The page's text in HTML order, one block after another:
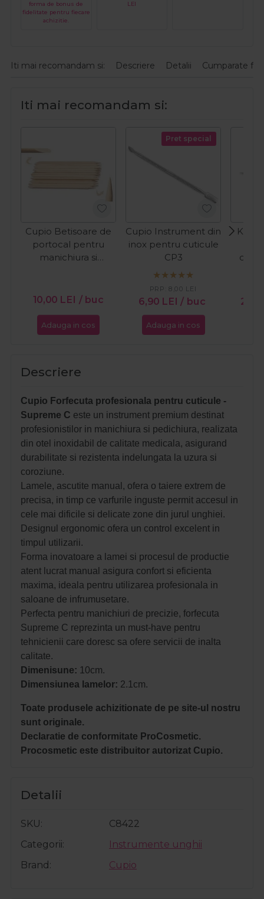
forma de bonus de
fidelitate pentru fiecare
achizitie.
LEI
Iti mai recomandam si: Descriere Detalii Cumparate
Iti mai recomandam si:
Cupio Betisoare de
portocal pentru
manichiura si
10,00 LEI / buc
Adauga in cos
Pret special
Cupio Instrument din
inox pentru cuticule
CP3
6,90 LEI / buc
PRP: 8,00 LEI
Adauga in cos
Descriere
Cupio Forfecuta profesionala pentru cuticule -
Supreme C este un instrument premium destinat
profesionistilor in manichiura si pedichiura, realizata
din otel inoxidabil de calitate medicala, asigurand
durabilitate si rezistenta indelungata la uzura si
coroziune.
Lamele, ascutite manual, ofera o taiere extrem de
precisa, in timp ce varfurile inguste permit accesul in
cele mai dificile si delicate zone din jurul unghiei.
Designul ergonomic ofera un control excelent in
timpul utilizarii.
Forma inovatoare a lamei si procesul de productie
atent lucrat manual asigura confort si eficienta
maxima, ideala pentru utilizarea profesionala in
saloane de infrumusetare.
Perfecta pentru manichiuri de precizie, forfecuta
Supreme C reprezinta un must-have pentru
tehnicienii care doresc sa ofere servicii de inalta
calitate.
Dimenisune: 10cm.
Dimensiunea lamelor: 2.1cm.
Toate produsele achizitionate de pe site-ul nostru
sunt originale.
Declaratie de conformitate ProCosmetic.
Procosmetic este distribuitor autorizat Cupio.
Detalii
SKU
C8422
Categorii
Instrumente unghii
Brand
Cupio